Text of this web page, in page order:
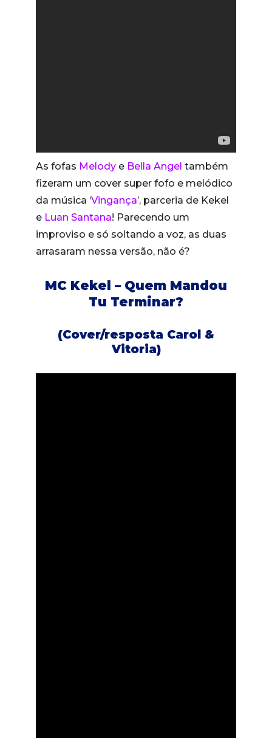
As fofas Melody e Bella Angel também
fizeram um cover super fofo e melódico
da música ‘Vingança’, parceria de Kekel
e Luan Santana! Parecendo um
improviso e só soltando a voz, as duas
arrasaram nessa versão, não é?
MC Kekel – Quem Mandou
Tu Terminar?
(Cover/resposta Carol &
Vitoria)